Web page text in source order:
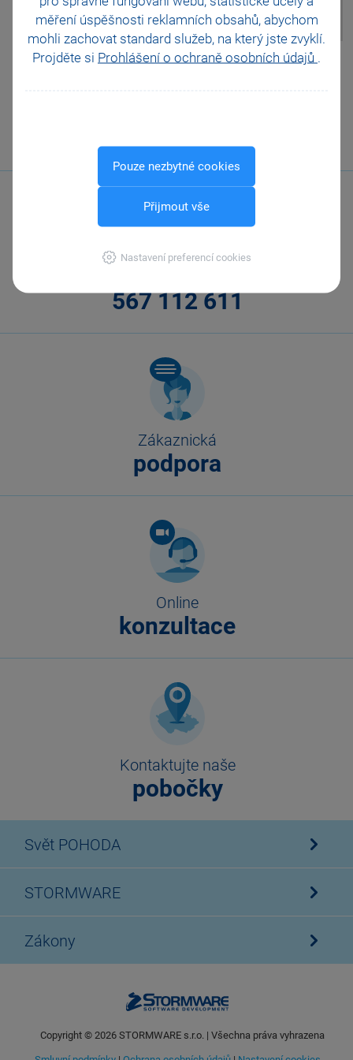
měření úspěšnosti reklamních obsahů, abychom
mohli zachovat standard služeb, na který jste zvyklí.
Projděte si Prohlášení o ochraně osobních údajů .
Pouze nezbytné cookies
Přijmout vše
Nastavení preferencí cookies
agendě Registrace DPH v EU.
Pomohla Vám tato
567 112 611
Zákaznická
podpora
Online
konzultace
Kontaktujte naše
pobočky
Svět POHODA
STORMWARE
Zákony
Copyright © 2026STORMWARE s.r.o. | Všechna práva vyhrazena